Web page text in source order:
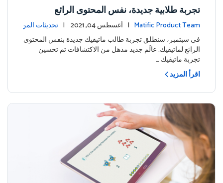
تجربة طلابية جديدة، نفس المحتوى الرائع
Matific Product Team | أغسطس 04, 2021 | تحديثات المن
تج
في سبتمبر، سنطلق تجربة طالب ماتيفيك جديدة بنفس المحتوى
الرائع لماتيفيك. عالَم جديد مذهل من الاكتشافات تم تحسين
تجربة ماتيفيك …
اقرأ المزيد